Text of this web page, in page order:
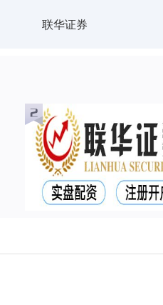
联华证券